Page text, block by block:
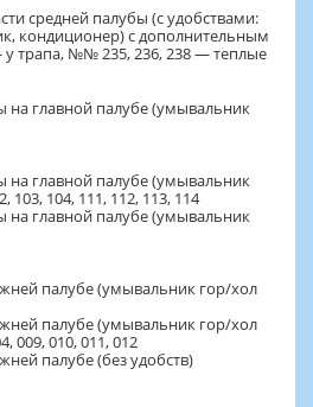
средней палубы (с удобствами:
кондиционер) с дополнительным
трапа, №№ 235, 236, 238 — теплые
на главной палубе (умывальник
на главной палубе (умывальник
104, 111, 112, 113, 114
на главной палубе (умывальник
палубе (умывальник гор/хол
палубе (умывальник гор/хол
009, 010, 011, 012
палубе (без удобств)